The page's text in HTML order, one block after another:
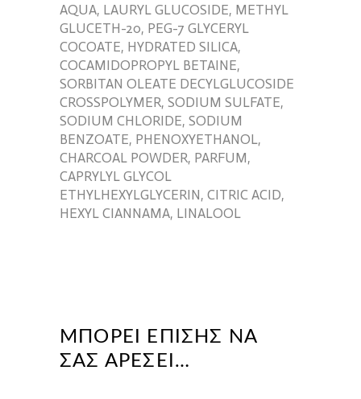
AQUA, LAURYL GLUCOSIDE, METHYL
GLUCETH-20, PEG-7 GLYCERYL
COCOATE, HYDRATED SILICA,
COCAMIDOPROPYL BETAINE,
SORBITAN OLEATE DECYLGLUCOSIDE
CROSSPOLYMER, SODIUM SULFATE,
SODIUM CHLORIDE, SODIUM
BENZOATE, PHENOXYETHANOL,
CHARCOAL POWDER, PARFUM,
CAPRYLYL GLYCOL
ETHYLHEXYLGLYCERIN, CITRIC ACID,
HEXYL CIANNAMA, LINALOOL
ΜΠΟΡΕΊ ΕΠΊΣΗΣ ΝΑ
ΣΑΣ ΑΡΈΣΕΙ…